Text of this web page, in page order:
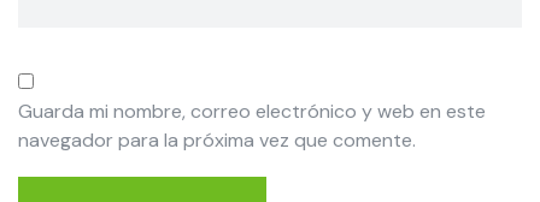
Guarda mi nombre, correo electrónico y web en este
navegador para la próxima vez que comente.